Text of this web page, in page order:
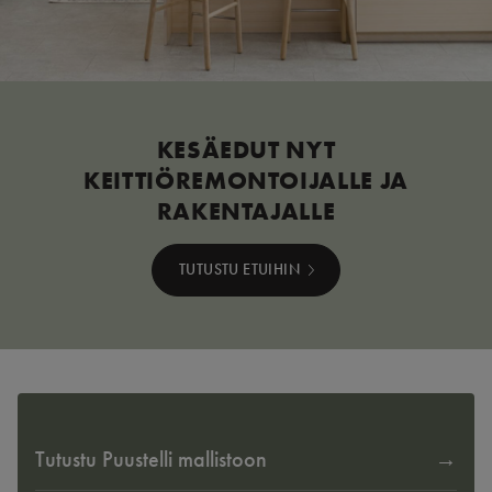
KESÄEDUT NYT
KEITTIÖREMONTOIJALLE JA
RAKENTAJALLE
TUTUSTU ETUIHIN
Tutustu Puustelli mallistoon